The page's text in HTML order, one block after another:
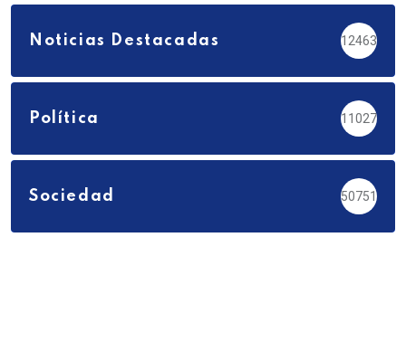
Noticias Destacadas 12463
Política 11027
Sociedad 50751